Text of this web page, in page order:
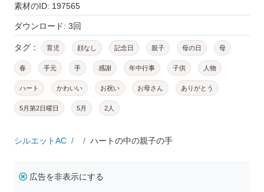
素材のID: 197565
ダウンロード: 3回
タグ： 育児 顔なし 記念日 親子 母の日 母
春 手元 手 感謝 年中行事 子供 人物
ハート かわいい お祝い お母さん ありがとう
5月第2日曜日 5月 2人
シルエットAC ハートの中の親子の手
広告を非表示にする